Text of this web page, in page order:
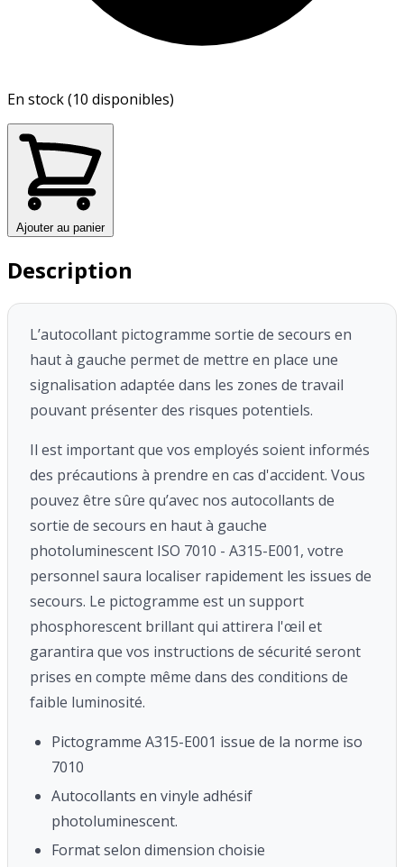
En stock (10 disponibles)
Ajouter au panier
Description
L’autocollant pictogramme sortie de secours en
haut à gauche permet de mettre en place une
signalisation adaptée dans les zones de travail
pouvant présenter des risques potentiels.
Il est important que vos employés soient informés
des précautions à prendre en cas d'accident. Vous
pouvez être sûre qu’avec nos autocollants de
sortie de secours en haut à gauche
photoluminescent ISO 7010 - A315-E001, votre
personnel saura localiser rapidement les issues de
secours. Le pictogramme est un support
phosphorescent brillant qui attirera l'œil et
garantira que vos instructions de sécurité seront
prises en compte même dans des conditions de
faible luminosité.
Pictogramme A315-E001 issue de la norme iso
7010
Autocollants en vinyle adhésif
photoluminescent.
Format selon dimension choisie